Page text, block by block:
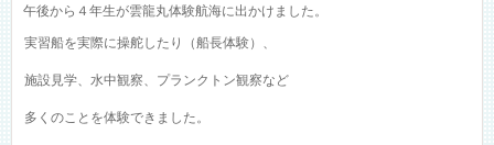
午後から４年生が雲龍丸体験航海に出かけました。
実習船を実際に操舵したり（船長体験）、
施設見学、水中観察、プランクトン観察など
多くのことを体験できました。